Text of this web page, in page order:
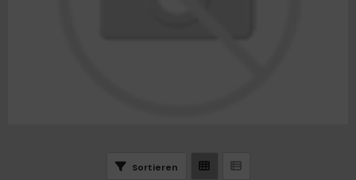
Sortieren